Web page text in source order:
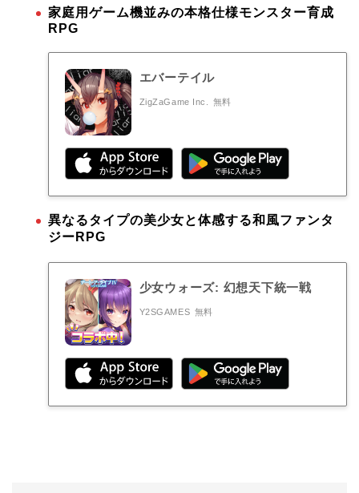
家庭用ゲーム機並みの本格仕様モンスター育成
RPG
エバーテイル
ZigZaGame Inc. 無料
異なるタイプの美少女と体感する和風ファンタ
ジーRPG
少女ウォーズ: 幻想天下統一戦
Y2SGAMES 無料